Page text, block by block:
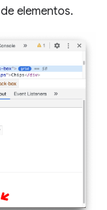
elementos.